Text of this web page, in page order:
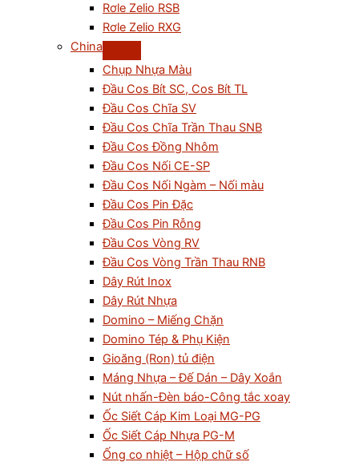
Rơle Zelio RSB
Rơle Zelio RXG
China
Chụp Nhựa Màu
Đầu Cos Bít SC, Cos Bít TL
Đầu Cos Chĩa SV
Đầu Cos Chĩa Trần Thau SNB
Đầu Cos Đồng Nhôm
Đầu Cos Nối CE-SP
Đầu Cos Nối Ngàm – Nối màu
Đầu Cos Pin Đặc
Đầu Cos Pin Rỗng
Đầu Cos Vòng RV
Đầu Cos Vòng Trần Thau RNB
Dây Rút Inox
Dây Rút Nhựa
Domino – Miếng Chặn
Domino Tép & Phụ Kiện
Gioăng (Ron) tủ điện
Máng Nhựa – Đế Dán – Dây Xoắn
Nút nhấn-Đèn báo-Công tắc xoay
Ốc Siết Cáp Kim Loại MG-PG
Ốc Siết Cáp Nhựa PG-M
Ống co nhiệt – Hộp chữ số